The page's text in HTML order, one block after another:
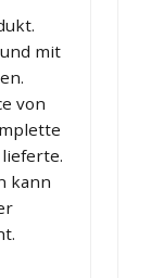
mit
von
kann